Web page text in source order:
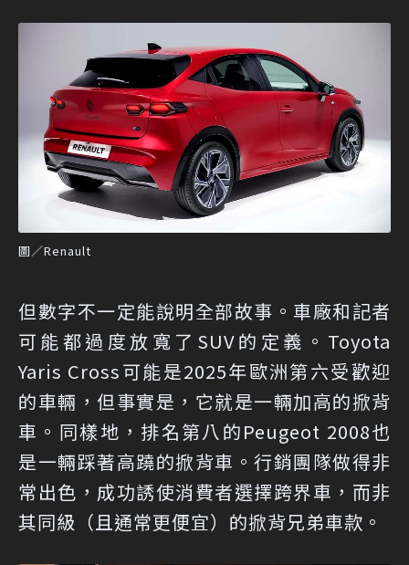
圖／Renault
但數字不一定能說明全部故事。車廠和記者
可能都過度放寬了SUV的定義。Toyota
Yaris Cross可能是2025年歐洲第六受歡迎
的車輛，但事實是，它就是一輛加高的掀背
車。同樣地，排名第八的Peugeot 2008也
是一輛踩著高蹺的掀背車。行銷團隊做得非
常出色，成功誘使消費者選擇跨界車，而非
其同級（且通常更便宜）的掀背兄弟車款。